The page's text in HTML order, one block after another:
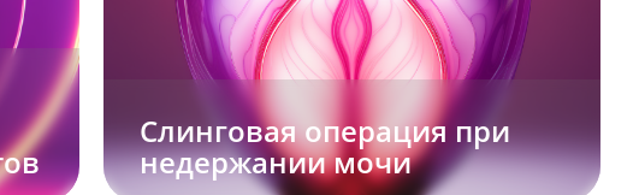
Cлинговая операция при
недержании мочи